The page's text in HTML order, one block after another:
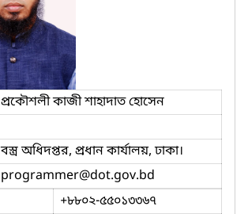
প্রকৌশলী কাজী শাহাদাত হোসেন
বস্ত্র অধিদপ্তর, প্রধান কার্যালয়, ঢাকা।
programmer@dot.gov.bd
+৮৮০২-৫৫০১৩৩৬৭